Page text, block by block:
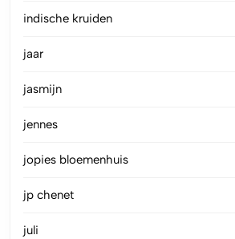
indische kruiden
jaar
jasmijn
jennes
jopies bloemenhuis
jp chenet
juli